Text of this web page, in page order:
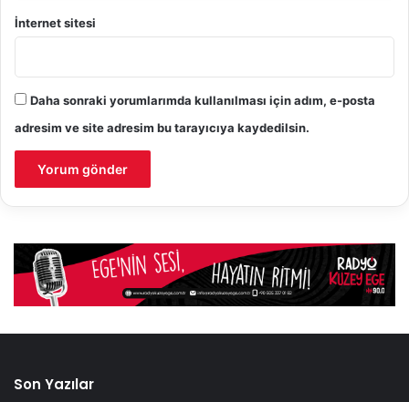
İnternet sitesi
Daha sonraki yorumlarımda kullanılması için adım, e-posta
adresim ve site adresim bu tarayıcıya kaydedilsin.
Son Yazılar